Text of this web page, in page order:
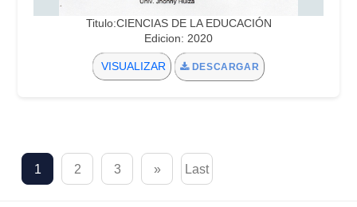
Titulo:CIENCIAS DE LA EDUCACIÓN
Edicion: 2020
VISUALIZAR DESCARGAR
1 2 3 » Last